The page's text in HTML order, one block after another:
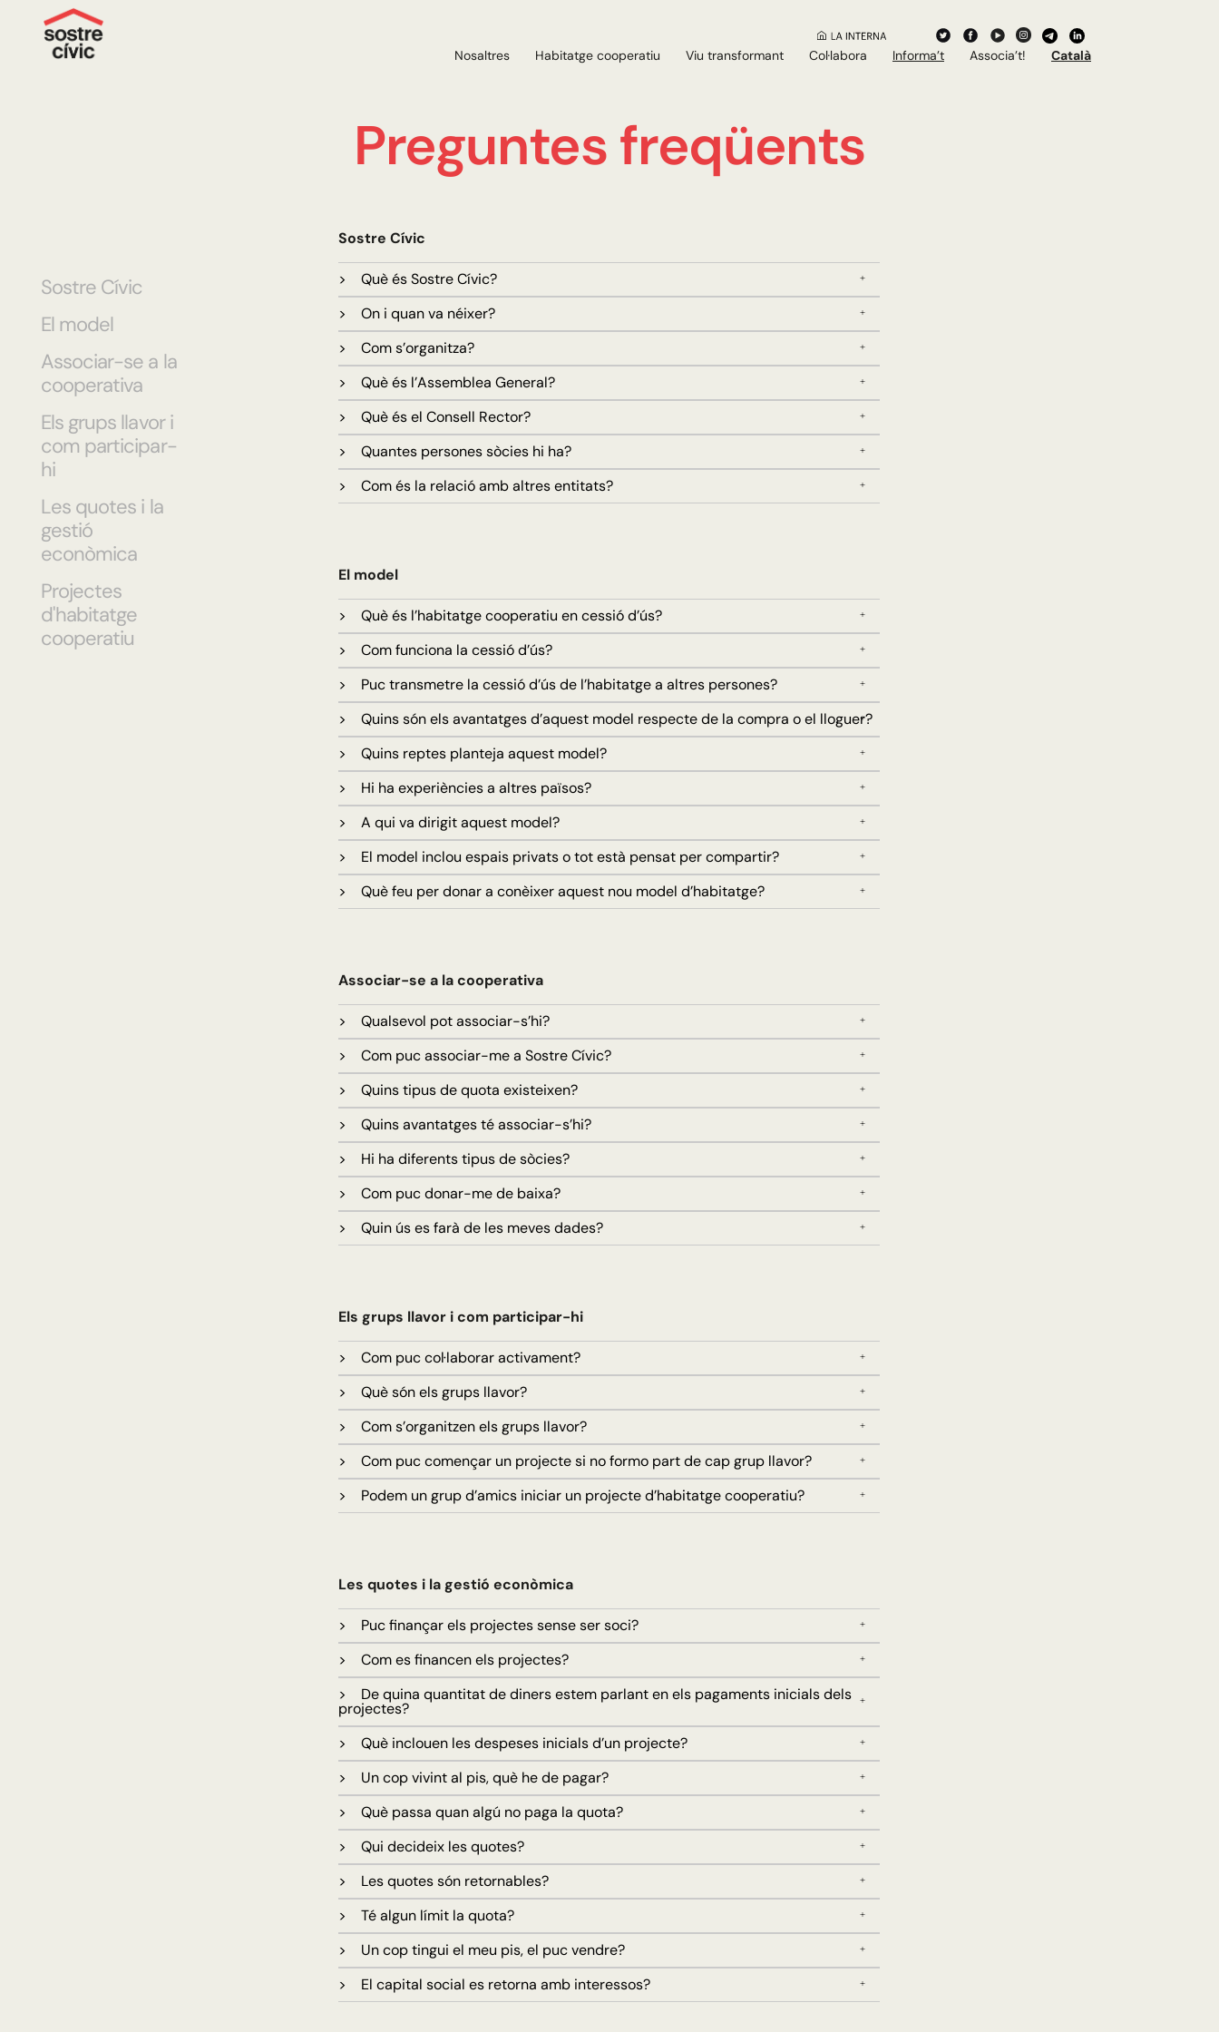
Nosaltres Habitatge cooperatiu Viu transformant Col·labora Informa’t Associa’t! Català
Preguntes freqüents
Sostre Cívic
El model
Associar-se a la
cooperativa
Els grups llavor i
com participar-
hi
Les quotes i la
gestió
econòmica
Projectes
d'habitatge
cooperatiu
Sostre Cívic
> Què és Sostre Cívic?
> On i quan va néixer?
> Com s’organitza?
> Què és l’Assemblea General?
> Què és el Consell Rector?
> Quantes persones sòcies hi ha?
> Com és la relació amb altres entitats?
El model
> Què és l’habitatge cooperatiu en cessió d’ús?
> Com funciona la cessió d’ús?
> Puc transmetre la cessió d’ús de l’habitatge a altres persones?
> Quins són els avantatges d’aquest model respecte de la compra o el lloguer?
> Quins reptes planteja aquest model?
> Hi ha experiències a altres països?
> A qui va dirigit aquest model?
> El model inclou espais privats o tot està pensat per compartir?
> Què feu per donar a conèixer aquest nou model d’habitatge?
Associar-se a la cooperativa
> Qualsevol pot associar-s’hi?
> Com puc associar-me a Sostre Cívic?
> Quins tipus de quota existeixen?
> Quins avantatges té associar-s’hi?
> Hi ha diferents tipus de sòcies?
> Com puc donar-me de baixa?
> Quin ús es farà de les meves dades?
Els grups llavor i com participar-hi
> Com puc col·laborar activament?
> Què són els grups llavor?
> Com s’organitzen els grups llavor?
> Com puc començar un projecte si no formo part de cap grup llavor?
> Podem un grup d’amics iniciar un projecte d’habitatge cooperatiu?
Les quotes i la gestió econòmica
> Puc finançar els projectes sense ser soci?
> Com es financen els projectes?
> De quina quantitat de diners estem parlant en els pagaments inicials dels
projectes?
> Què inclouen les despeses inicials d’un projecte?
> Un cop vivint al pis, què he de pagar?
> Què passa quan algú no paga la quota?
> Qui decideix les quotes?
> Les quotes són retornables?
> Té algun límit la quota?
> Un cop tingui el meu pis, el puc vendre?
> El capital social es retorna amb interessos?